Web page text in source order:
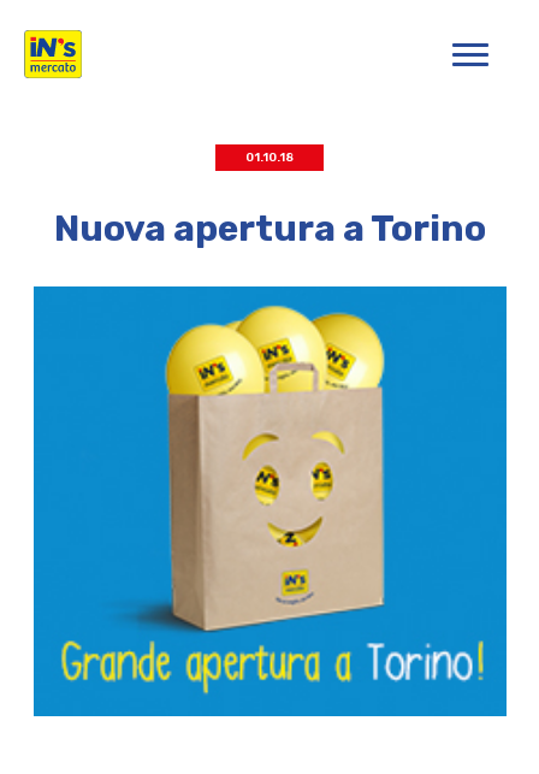
iN's Mercato
01.10.18
Nuova apertura a Torino